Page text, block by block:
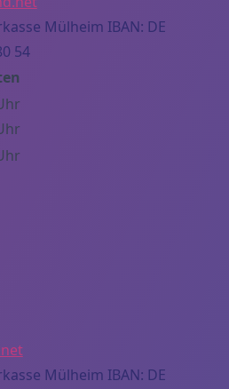
Mülheim IBAN: DE
54
Mülheim IBAN: DE